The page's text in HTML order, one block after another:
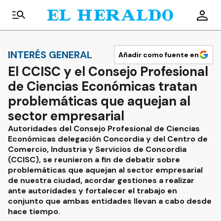
INTERÉS GENERAL Añadir como fuente en
El CCISC y el Consejo Profesional
de Ciencias Económicas tratan
problemáticas que aquejan al
sector empresarial
Autoridades del Consejo Profesional de Ciencias
Económicas delegación Concordia y del Centro de
Comercio, Industria y Servicios de Concordia
(CCISC), se reunieron a fin de debatir sobre
problemáticas que aquejan al sector empresarial
de nuestra ciudad, acordar gestiones a realizar
ante autoridades y fortalecer el trabajo en
conjunto que ambas entidades llevan a cabo desde
hace tiempo.